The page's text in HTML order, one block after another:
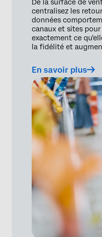
De la surface de
centralisez les
données
canaux et sites
exactement ce
la fidélité et
En savoir plus